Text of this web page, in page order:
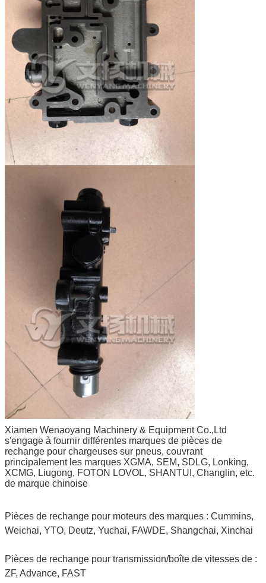
Xiamen Wenaoyang Machinery & Equipment Co.,Ltd
s'engage à fournir différentes marques de pièces de
rechange pour chargeuses sur pneus, couvrant
principalement les marques XGMA, SEM, SDLG, Lonking,
XCMG, Liugong, FOTON LOVOL, SHANTUI, Changlin, etc.
de marque chinoise
Pièces de rechange pour moteurs des marques : Cummins,
Weichai, YTO, Deutz, Yuchai, FAWDE, Shangchai, Xinchai
Pièces de rechange pour transmission/boîte de vitesses de :
ZF, Advance, FAST